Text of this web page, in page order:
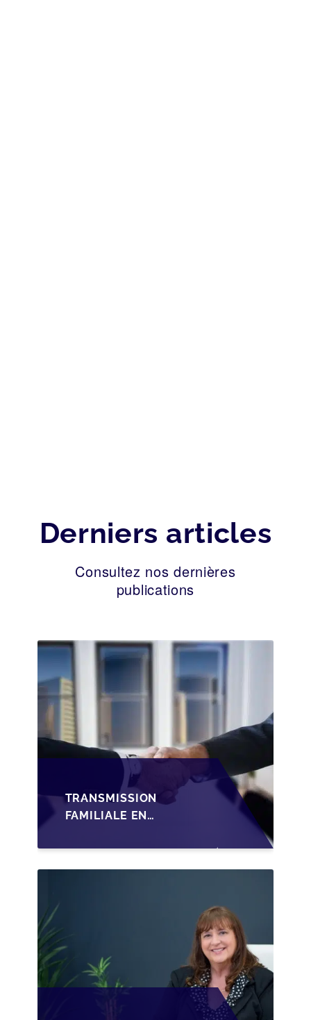
Derniers articles
Consultez nos dernières
publications
TRANSMISSION
FAMILIALE EN
STRUCTURER LA
CESSION DES PARTS